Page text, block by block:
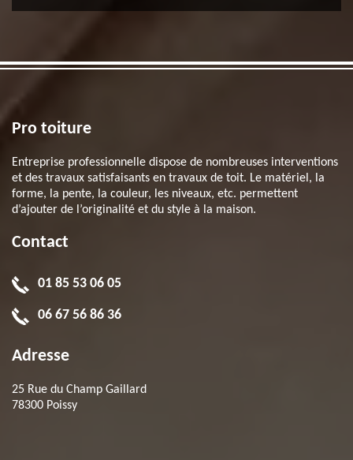
Pro toiture
Entreprise professionnelle dispose de nombreuses interventions
et des travaux satisfaisants en travaux de toit. Le matériel, la
forme, la pente, la couleur, les niveaux, etc. permettent
d’ajouter de l’originalité et du style à la maison.
Contact
01 85 53 06 05
06 67 56 86 36
Adresse
25 Rue du Champ Gaillard
78300 Poissy